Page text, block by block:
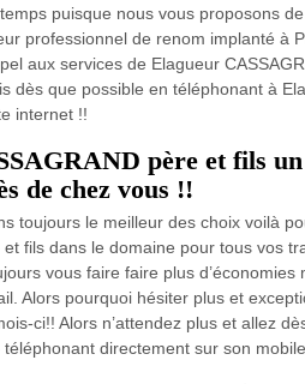
puisque nous vous proposons
professionnel de renom implanté à
aux services de Elagueur
dès que possible en téléphonant à
internet !!
père et fils
de chez vous !!
toujours le meilleur des choix voilà
et fils dans le domaine pour tous vos
vous faire faire plus
Alors pourquoi hésiter plus et
ci!! Alors n’attendez plus et allez
directement sur son